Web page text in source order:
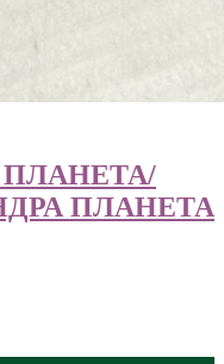
ПЛАНЕТА